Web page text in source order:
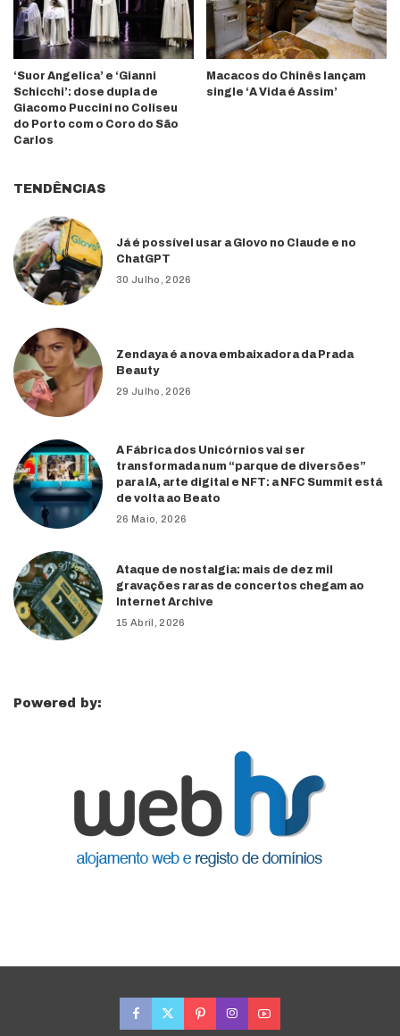
‘Suor Angelica’ e ‘Gianni
Schicchi’: dose dupla de
Giacomo Puccini no Coliseu
do Porto com o Coro do São
Carlos
Macacos do Chinês lançam
single ‘A Vida é Assim’
TENDÊNCIAS
Já é possível usar a Glovo no Claude e no
ChatGPT
30 Julho, 2026
Zendaya é a nova embaixadora da Prada
Beauty
29 Julho, 2026
A Fábrica dos Unicórnios vai ser
transformada num “parque de diversões”
para IA, arte digital e NFT: a NFC Summit está
de volta ao Beato
26 Maio, 2026
Ataque de nostalgia: mais de dez mil
gravações raras de concertos chegam ao
Internet Archive
15 Abril, 2026
Powered by: